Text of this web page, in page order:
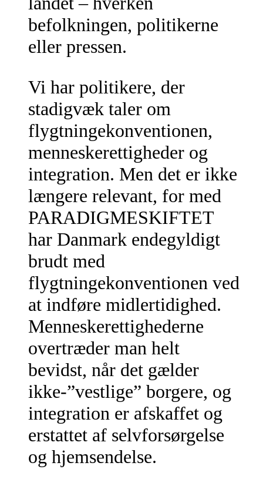
befolkningen, politikerne
eller pressen.
Vi har politikere, der
stadigvæk taler om
flygtningekonventionen,
menneskerettigheder og
integration. Men det er ikke
længere relevant, for med
PARADIGMESKIFTET
har Danmark endegyldigt
brudt med
flygtningekonventionen ved
at indføre midlertidighed.
Menneskerettighederne
overtræder man helt
bevidst, når det gælder
ikke-”vestlige” borgere, og
integration er afskaffet og
erstattet af selvforsørgelse
og hjemsendelse.